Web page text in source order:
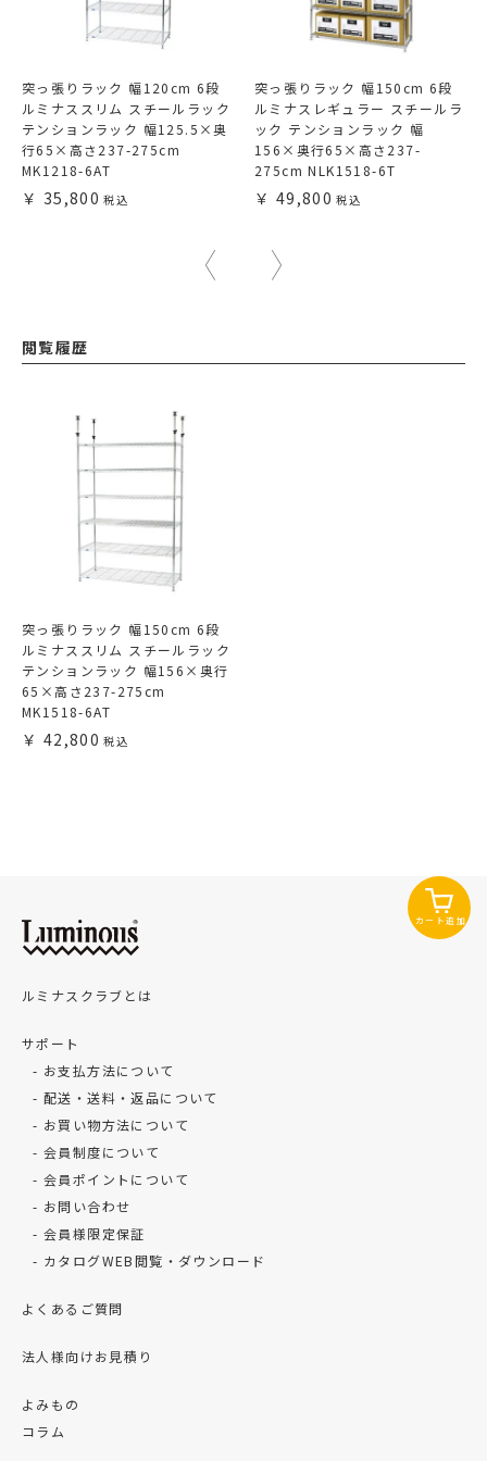
突っ張りラック 幅120cm 6段
ルミナススリム スチールラック
テンションラック 幅125.5×奥
行65×高さ237-275cm
MK1218-6AT
35,800
突っ張りラック 幅150cm 6段
ルミナスレギュラー スチールラ
ック テンションラック 幅
156×奥行65×高さ237-
275cm NLK1518-6T
49,800
閲覧履歴
突っ張りラック 幅150cm 6段
ルミナススリム スチールラック
テンションラック 幅156×奥行
65×高さ237-275cm
MK1518-6AT
42,800
カート追加
ルミナスクラブとは
サポート
お支払方法について
配送・送料・返品について
お買い物方法について
会員制度について
会員ポイントについて
お問い合わせ
会員様限定保証
カタログWEB閲覧・ダウンロード
よくあるご質問
法人様向けお見積り
よみもの
コラム